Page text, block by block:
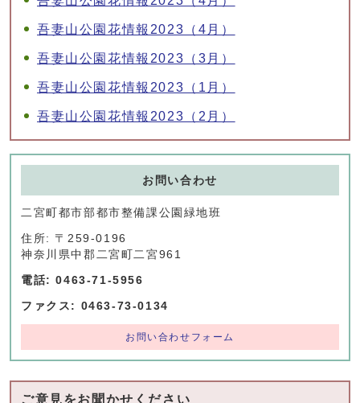
吾妻山公園花情報2023（4月）
吾妻山公園花情報2023（3月）
吾妻山公園花情報2023（1月）
吾妻山公園花情報2023（2月）
お問い合わせ
二宮町都市部都市整備課公園緑地班
住所: 〒259-0196
神奈川県中郡二宮町二宮961
電話: 0463-71-5956
ファクス: 0463-73-0134
お問い合わせフォーム
ご意見をお聞かせください